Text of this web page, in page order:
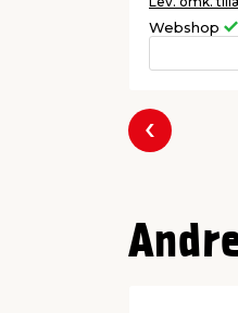
Webshop
Forrige